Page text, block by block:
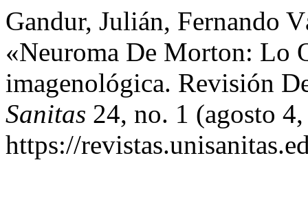
Gandur, Julián, Fernando
«Neuroma De Morton: Lo
imagenológica. Revisión
Sanitas 24, no. 1 (agosto
https://